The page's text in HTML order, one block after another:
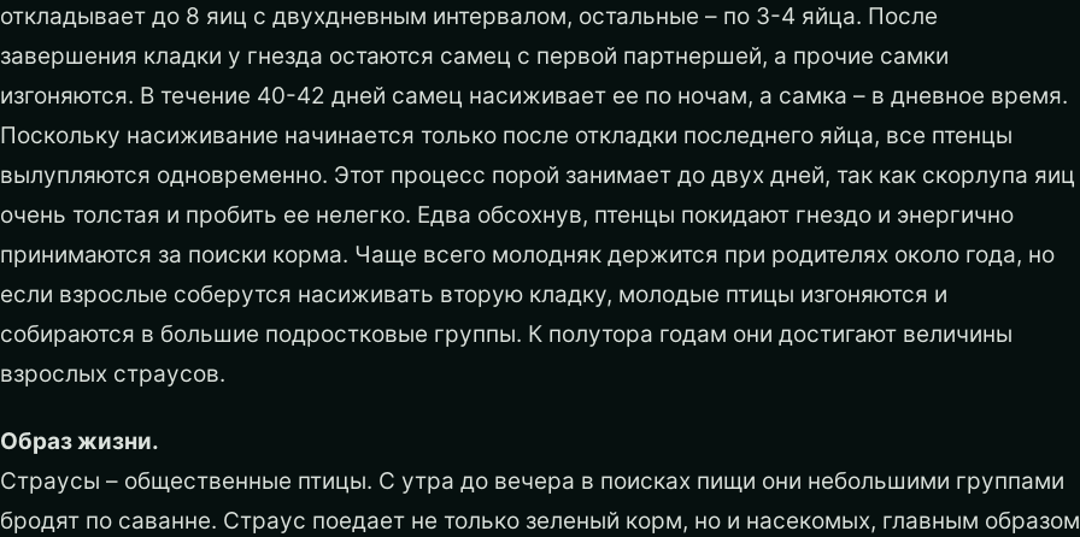
откладывает до 8 яиц с двухдневным интервалом, остальные – по 3-4 яйца. После
завершения кладки у гнезда остаются самец с первой партнершей, а прочие самки
изгоняются. В течение 40-42 дней самец насиживает ее по ночам, а самка – в дневное время.
Поскольку насиживание начинается только после откладки последнего яйца, все птенцы
вылупляются одновременно. Этот процесс порой занимает до двух дней, так как скорлупа яиц
очень толстая и пробить ее нелегко. Едва обсохнув, птенцы покидают гнездо и энергично
принимаются за поиски корма. Чаще всего молодняк держится при родителях около года, но
если взрослые соберутся насиживать вторую кладку, молодые птицы изгоняются и
собираются в большие подростковые группы. К полутора годам они достигают величины
взрослых страусов.
Образ жизни.
Страусы – общественные птицы. С утра до вечера в поисках пищи они небольшими группами
бродят по саванне. Страус поедает не только зеленый корм, но и насекомых, главным образом